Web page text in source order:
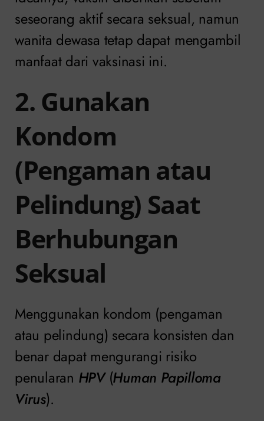
seseorang aktif secara seksual, namun
wanita dewasa tetap dapat mengambil
manfaat dari vaksinasi ini.
2. Gunakan
Kondom
(Pengaman atau
Pelindung) Saat
Berhubungan
Seksual
Menggunakan kondom (pengaman
atau pelindung) secara konsisten dan
benar dapat mengurangi risiko
penularan HPV (Human Papilloma
Virus).